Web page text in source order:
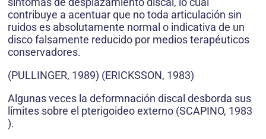
contribuye a acentuar que no toda articulación sin
ruidos es absolutamente normal o indicativa de un
disco falsamente reducido por medios terapéuticos
conservadores.
(PULLINGER, 1989) (ERICKSSON, 1983)
Algunas veces la deformnación discal desborda sus
límites sobre el pterigoideo externo (SCAPINO, 1983
).